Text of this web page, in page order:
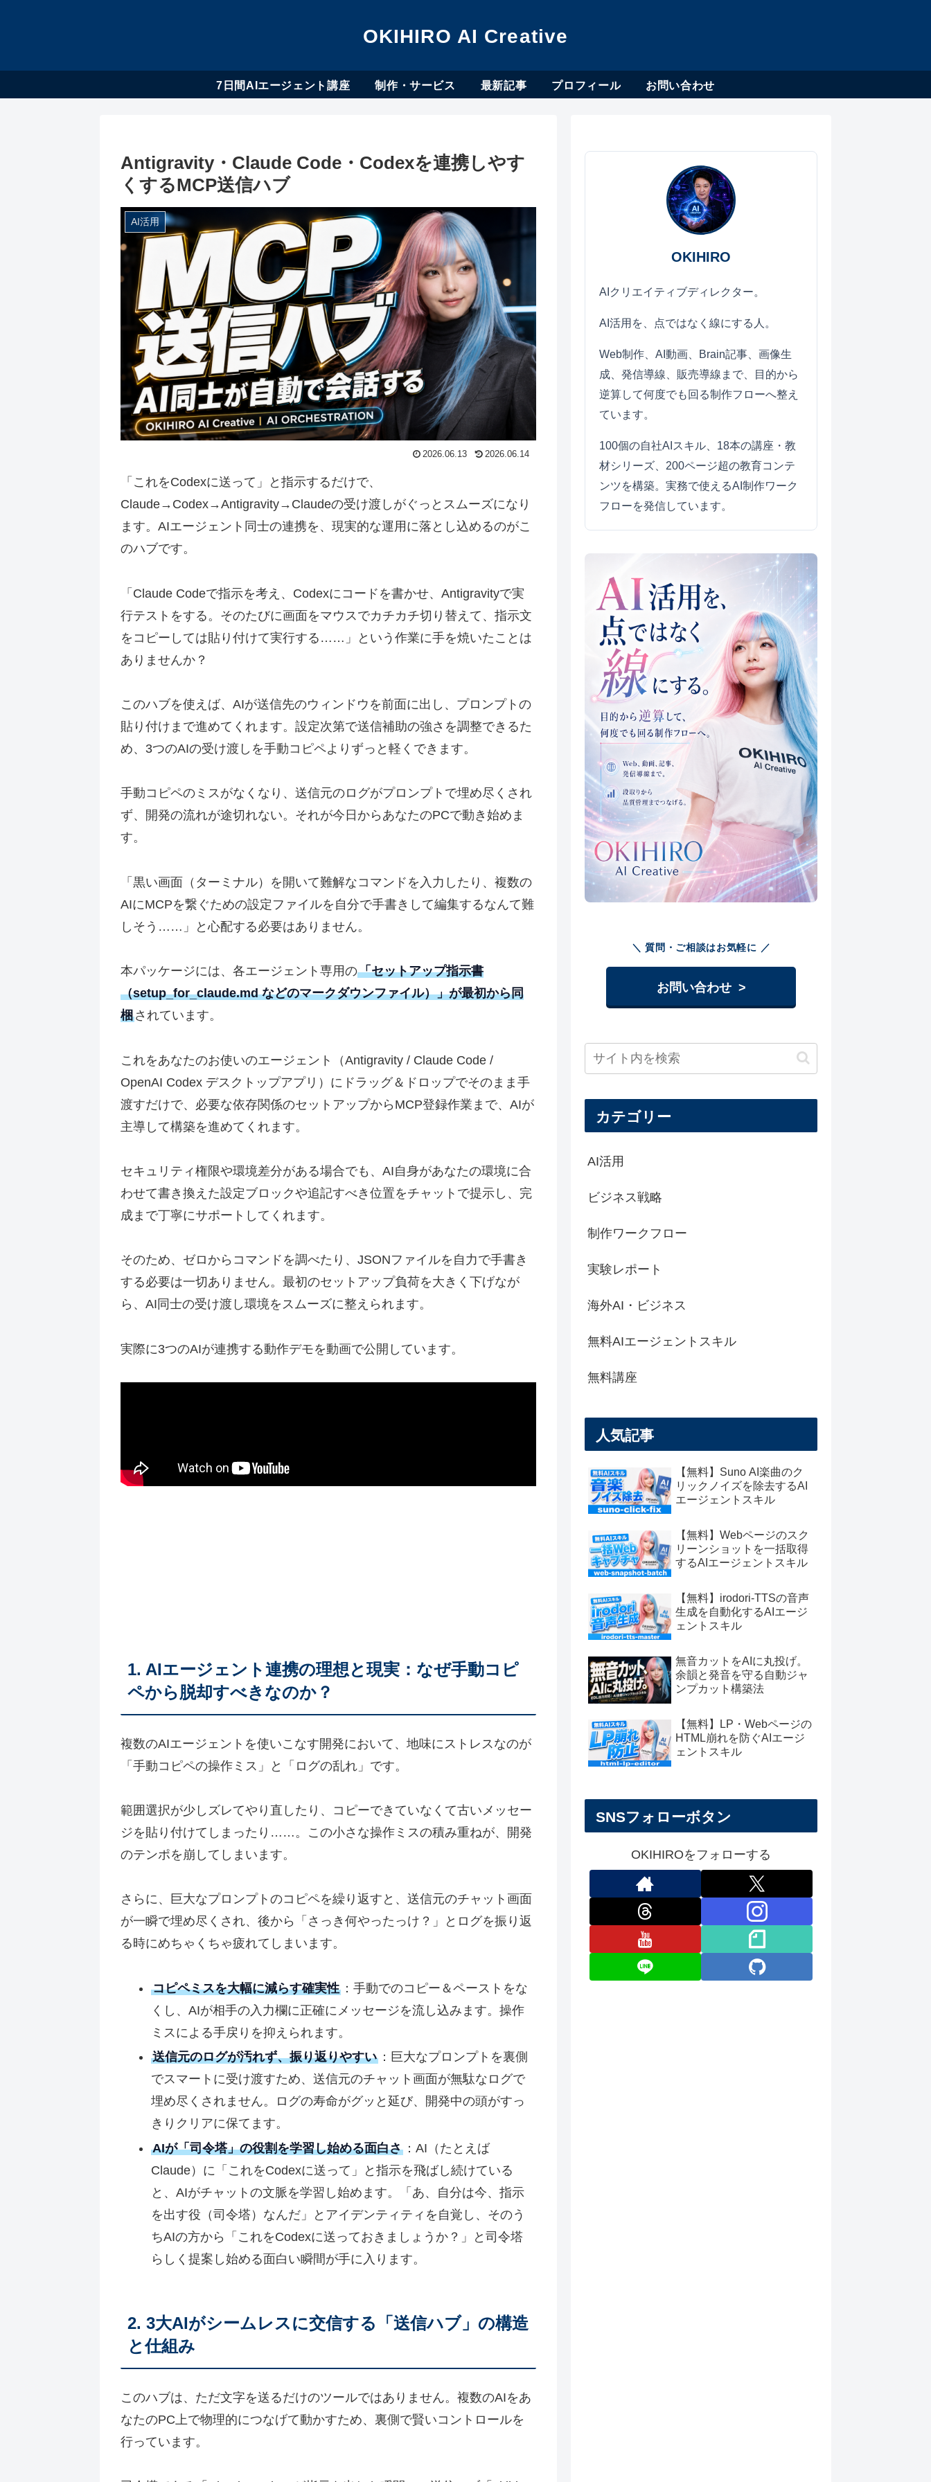
OKIHIRO AI Creative
7日間AIエージェント講座 制作・サービス 最新記事 プロフィール お問い合わせ
Antigravity・Claude Code・Codexを連携しやす
くするMCP送信ハブ
AI活用
2026.06.13 2026.06.14
「これをCodexに送って」と指示するだけで、
Claude→Codex→Antigravity→Claudeの受け渡しがぐっとスムーズになり
ます。AIエージェント同士の連携を、現実的な運用に落とし込めるのがこ
のハブです。
「Claude Codeで指示を考え、Codexにコードを書かせ、Antigravityで実
行テストをする。そのたびに画面をマウスでカチカチ切り替えて、指示文
をコピーしては貼り付けて実行する……」という作業に手を焼いたことは
ありませんか？
このハブを使えば、AIが送信先のウィンドウを前面に出し、プロンプトの
貼り付けまで進めてくれます。設定次第で送信補助の強さを調整できるた
め、3つのAIの受け渡しを手動コピペよりずっと軽くできます。
手動コピペのミスがなくなり、送信元のログがプロンプトで埋め尽くされ
ず、開発の流れが途切れない。それが今日からあなたのPCで動き始めま
す。
「黒い画面（ターミナル）を開いて難解なコマンドを入力したり、複数の
AIにMCPを繋ぐための設定ファイルを自分で手書きして編集するなんて難
しそう……」と心配する必要はありません。
本パッケージには、各エージェント専用の「セットアップ指示書
（setup_for_claude.md などのマークダウンファイル）」が最初から同
梱 されています。
これをあなたのお使いのエージェント（Antigravity / Claude Code /
OpenAI Codex デスクトップアプリ）にドラッグ＆ドロップでそのまま手
渡すだけで、必要な依存関係のセットアップからMCP登録作業まで、AIが
主導して構築を進めてくれます。
セキュリティ権限や環境差分がある場合でも、AI自身があなたの環境に合
わせて書き換えた設定ブロックや追記すべき位置をチャットで提示し、完
成まで丁寧にサポートしてくれます。
そのため、ゼロからコマンドを調べたり、JSONファイルを自力で手書き
する必要は一切ありません。最初のセットアップ負荷を大きく下げなが
ら、AI同士の受け渡し環境をスムーズに整えられます。
実際に3つのAIが連携する動作デモを動画で公開しています。
1. AIエージェント連携の理想と現実：なぜ手動コピ
ペから脱却すべきなのか？
複数のAIエージェントを使いこなす開発において、地味にストレスなのが
「手動コピペの操作ミス」と「ログの乱れ」です。
範囲選択が少しズレてやり直したり、コピーできていなくて古いメッセー
ジを貼り付けてしまったり……。この小さな操作ミスの積み重ねが、開発
のテンポを崩してしまいます。
さらに、巨大なプロンプトのコピペを繰り返すと、送信元のチャット画面
が一瞬で埋め尽くされ、後から「さっき何やったっけ？」とログを振り返
る時にめちゃくちゃ疲れてしまいます。
コピペミスを大幅に減らす確実性：手動でのコピー＆ペーストをな
くし、AIが相手の入力欄に正確にメッセージを流し込みます。操作
ミスによる手戻りを抑えられます。
送信元のログが汚れず、振り返りやすい：巨大なプロンプトを裏側
でスマートに受け渡すため、送信元のチャット画面が無駄なログで
埋め尽くされません。ログの寿命がグッと延び、開発中の頭がすっ
きりクリアに保てます。
AIが「司令塔」の役割を学習し始める面白さ：AI（たとえば
Claude）に「これをCodexに送って」と指示を飛ばし続けている
と、AIがチャットの文脈を学習し始めます。「あ、自分は今、指示
を出す役（司令塔）なんだ」とアイデンティティを自覚し、そのう
ちAIの方から「これをCodexに送っておきましょうか？」と司令塔
らしく提案し始める面白い瞬間が手に入ります。
2. 3大AIがシームレスに交信する「送信ハブ」の構造
と仕組み
このハブは、ただ文字を送るだけのツールではありません。複数のAIをあ
なたのPC上で物理的につなげて動かすため、裏側で賢いコントロールを
行っています。
OKIHIRO
AIクリエイティブディレクター。
AI活用を、点ではなく線にする人。
Web制作、AI動画、Brain記事、画像生
成、発信導線、販売導線まで、目的から
逆算して何度でも回る制作フローへ整え
ています。
100個の自社AIスキル、18本の講座・教
材シリーズ、200ページ超の教育コンテ
ンツを構築。実務で使えるAI制作ワーク
フローを発信しています。
＼ 質問・ご相談はお気軽に ／
お問い合わせ >
カテゴリー
AI活用
ビジネス戦略
制作ワークフロー
実験レポート
海外AI・ビジネス
無料AIエージェントスキル
無料講座
人気記事
【無料】Suno AI楽曲のク
リックノイズを除去するAI
エージェントスキル
【無料】Webページのスク
リーンショットを一括取得
するAIエージェントスキル
【無料】irodori-TTSの音声
生成を自動化するAIエージ
ェントスキル
無音カットをAIに丸投げ。
余韻と発音を守る自動ジャ
ンプカット構築法
【無料】LP・Webページの
HTML崩れを防ぐAIエージ
ェントスキル
SNSフォローボタン
OKIHIROをフォローする